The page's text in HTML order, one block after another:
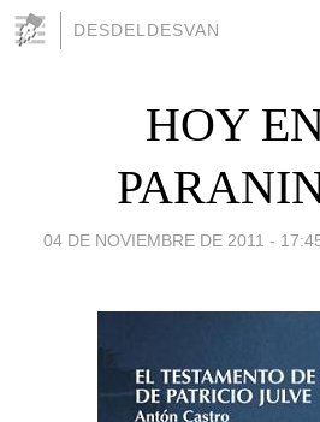
DESDELDESVAN
HOY
04 DE NOVIEMBRE DE 2011 -